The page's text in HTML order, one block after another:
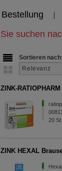
Bestellung
Sie suchen
Sortieren nach:
ZINK-
20St
ZINK HEXAL